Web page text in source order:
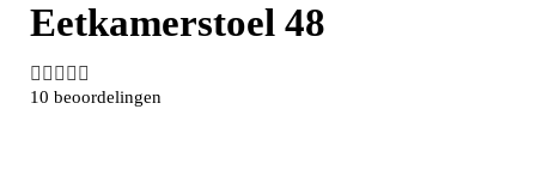
Eetkamerstoel 48
    
10 beoordelingen